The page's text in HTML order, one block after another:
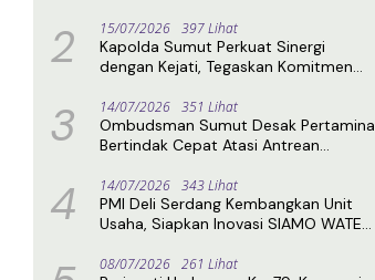
Kembali Normal
2 15/07/2026 397 Lihat
Kapolda Sumut Perkuat Sinergi
dengan Kejati, Tegaskan Komitmen
3 14/07/2026 351 Lihat
Ombudsman Sumut Desak Pertamina
Bertindak Cepat Atasi Antrean
4 14/07/2026 343 Lihat
PMI Deli Serdang Kembangkan Unit
Usaha, Siapkan Inovasi SIAMO WATER
08/07/2026 261 Lihat